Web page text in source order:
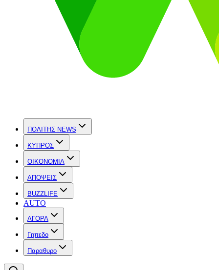
ΠΟΛΙΤΗΣ NEWS
ΚΥΠΡΟΣ
OIKONOMIA
ΑΠΟΨΕΙΣ
BUZZLIFE
AUTO
ΑΓΟΡΑ
Γηπεδο
Παραθυρο